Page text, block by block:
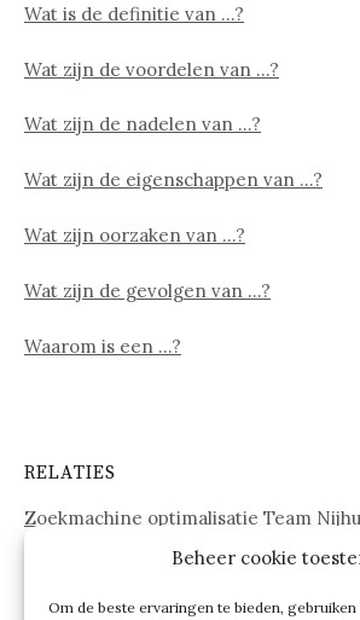
Beheer cookie
Om de beste ervaringen te bieden,
Wat is de definitie van …?
Wat zijn de voordelen van …?
Wat zijn de nadelen van …?
Wat zijn de eigenschappen van …?
Wat zijn oorzaken van …?
Wat zijn de gevolgen van …?
Waarom is een …?
RELATIES
Zoekmachine optimalisatie Team